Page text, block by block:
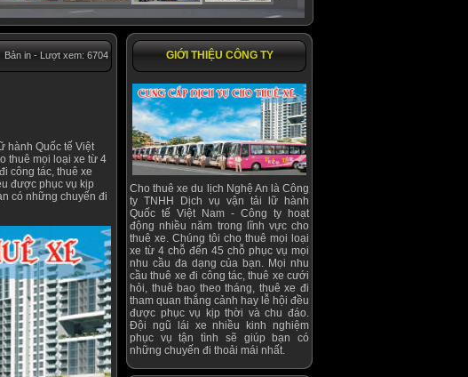
Bản in - Lượt xem: 6704
hành Quốc tế Việt
thuê mọi loại xe từ 4
công tác, thuê xe
được phục vụ kịp
có những chuyến đi
GIỚI THIỆU CÔNG TY
Cho thuê xe du lịch Nghệ An là Công
ty TNHH Dịch vụ vận tải lữ hành
Quốc tế Việt Nam - Công ty hoạt
động nhiều năm trong lĩnh vực cho
thuê xe. Chúng tôi cho thuê mọi loại
xe từ 4 chỗ đến 45 chỗ phục vụ mọi
nhu cầu đa dạng của bạn. Mọi nhu
cầu thuê xe đi công tác, thuê xe cưới
hỏi, thuê bao theo tháng, thuê xe đi
tham quan thắng cảnh hay lễ hội đều
được phục vụ kịp thời và chu đáo.
Đội ngũ lái xe nhiều kinh nghiệm
phục vụ tận tình sẽ giúp bạn có
những chuyến đi thoải mái nhất.